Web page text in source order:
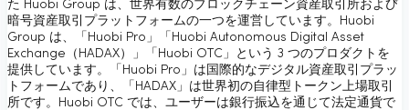
た Huobi Group は、世界有数のブロックチェーン資産取引所および
暗号資産取引プラットフォームの一つを運営しています。Huobi
Group は、「Huobi Pro」「Huobi Autonomous Digital Asset
Exchange（HADAX）」「Huobi OTC」という 3 つのプロダクトを
提供しています。「Huobi Pro」は国際的なデジタル資産取引プラッ
トフォームであり、「HADAX」は世界初の自律型トークン上場取引
所です。Huobi OTC では、ユーザーは銀行振込を通じて法定通貨で